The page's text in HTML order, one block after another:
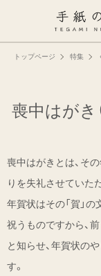
トップページ 特集
喪中はがき
喪中はがきとは、そ
りを失礼させていた
年賀状はその「賀」
祝うものですから、
と知らせ、年賀状の
す。
手紙の基本
仕事の手紙の書
仕事の文例
特集